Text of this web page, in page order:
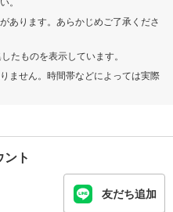
あります。あらかじめご了承くださ
たものを表示しています。
ません。時間帯などによっては実際
ト
友だち追加